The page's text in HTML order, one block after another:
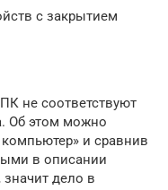
с закрытием
не соответствуют
Об этом можно
и сравнив
в описании
дело в